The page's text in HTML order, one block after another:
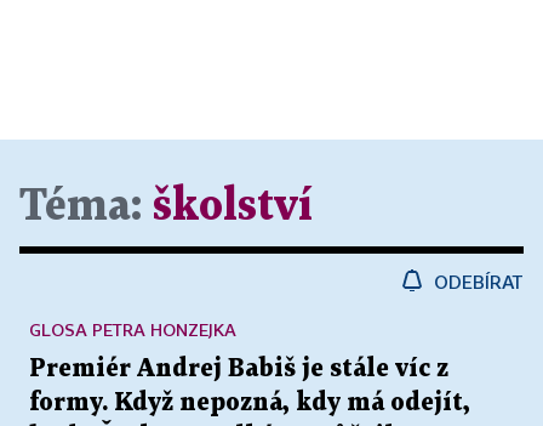
Téma: školství
ODEBÍRAT
Premiér Andrej Babiš je stále víc z
formy. Když nepozná, kdy má odejít,
GLOSA PETRA HONZEJKA